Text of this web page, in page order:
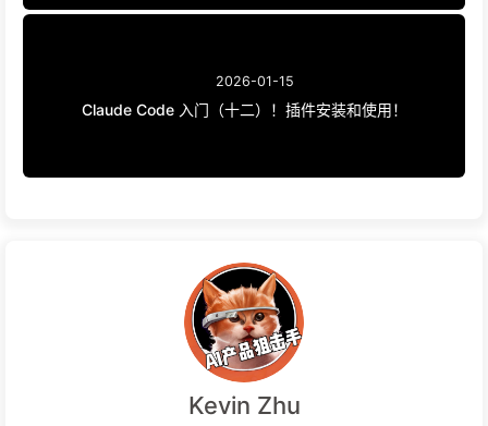
2026-01-15
Claude Code 入门（十二）！插件安装和使用！
Kevin Zhu